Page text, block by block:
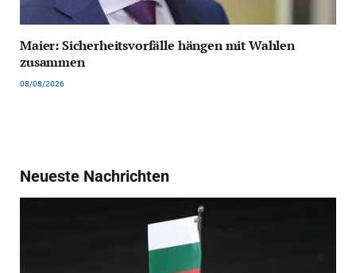
Maier: Sicherheitsvorfälle hängen mit Wahlen
zusammen
08/08/2026
Neueste Nachrichten